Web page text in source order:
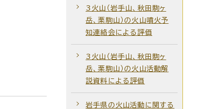
3火山（岩手山、秋田駒ヶ
岳、栗駒山）の火山噴火予
知連絡会による評価
3火山（岩手山、秋田駒ヶ
岳、栗駒山）の火山活動解
説資料による評価
岩手県の火山活動に関する